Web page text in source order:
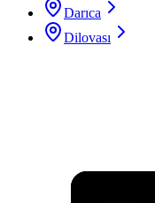
Darıca
Dilovası